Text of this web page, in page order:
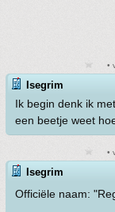
•
Isegrim
Ik begin denk ik
een beetje weet
•
Isegrim
Officiële naam: